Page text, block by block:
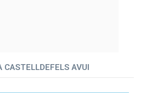
CASTELLDEFELS AVUI